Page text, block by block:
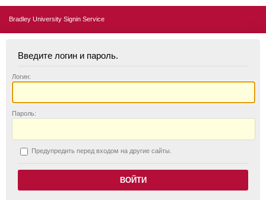
Bradley University Signin Service
Введите логин и пароль.
Логин:
Пароль:
Предупредить перед входом на другие сайты.